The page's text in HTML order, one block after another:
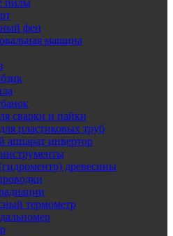
пилы
фен
машина
сварки и пайки
пластиковых труб
аппарат инвертор
древесины
термометр